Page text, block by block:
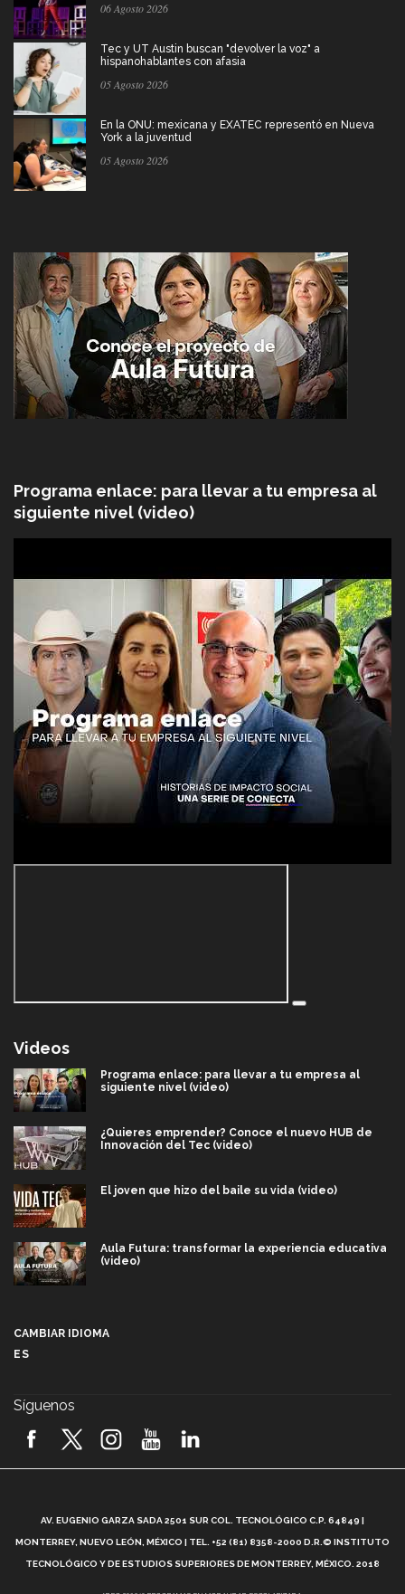
06 Agosto 2026
Tec y UT Austin buscan "devolver la voz" a
hispanohablantes con afasia
05 Agosto 2026
En la ONU: mexicana y EXATEC representó en Nueva
York a la juventud
05 Agosto 2026
Programa enlace: para llevar a tu empresa al
siguiente nivel (video)
Videos
Programa enlace: para llevar a tu empresa al
siguiente nivel (video)
¿Quieres emprender? Conoce el nuevo HUB de
Innovación del Tec (video)
El joven que hizo del baile su vida (video)
Aula Futura: transformar la experiencia educativa
(video)
2026! (video)
¿Cómo es el Modelo Educativo Tec? (video)
CAMBIAR IDIOMA
ES
Síguenos
AV. EUGENIO GARZA SADA 2501 SUR COL. TECNOLÓGICO C.P. 64849 |
MONTERREY, NUEVO LEÓN, MÉXICO | TEL. +52 (81) 8358-2000 D.R.© INSTITUTO
TECNOLÓGICO Y DE ESTUDIOS SUPERIORES DE MONTERREY, MÉXICO. 2018